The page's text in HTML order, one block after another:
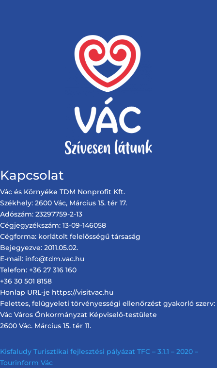
Kapcsolat
Vác és Környéke TDM Nonprofit Kft.
Székhely: 2600 Vác, Március 15. tér 17.
Adószám: 23297759-2-13
Cégjegyzékszám: 13-09-146058
Cégforma: korlátolt felelősségű társaság
Bejegyezve: 2011.05.02.
E-mail: info@tdm.vac.hu
Telefon: +36 27 316 160
+36 30 501 8158
Honlap URL-je https://visitvac.hu
Felettes, felügyeleti törvényességi ellenőrzést gyakorló szerv:
Vác Város Önkormányzat Képviselő-testülete
2600 Vác. Március 15. tér 11.
Kisfaludy Turisztikai fejlesztési pályázat TFC – 3.1.1 – 2020 –
Tourinform Vác